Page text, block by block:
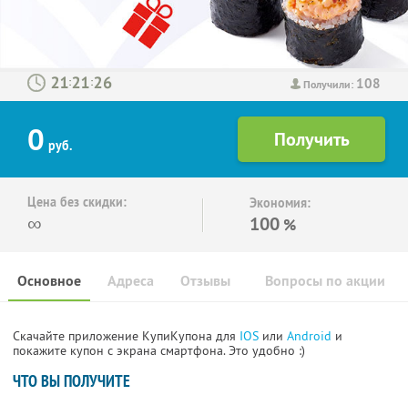
Получили: 108
: :
0 руб.
Цена без скидки:
∞
Экономия:
100 %
Основное Отзывы Вопросы по акции
Адреса
Скачайте приложение КупиКупона для IOS или Android и
покажите купон с экрана смартфона. Это удобно :)
ЧТО ВЫ ПОЛУЧИТЕ